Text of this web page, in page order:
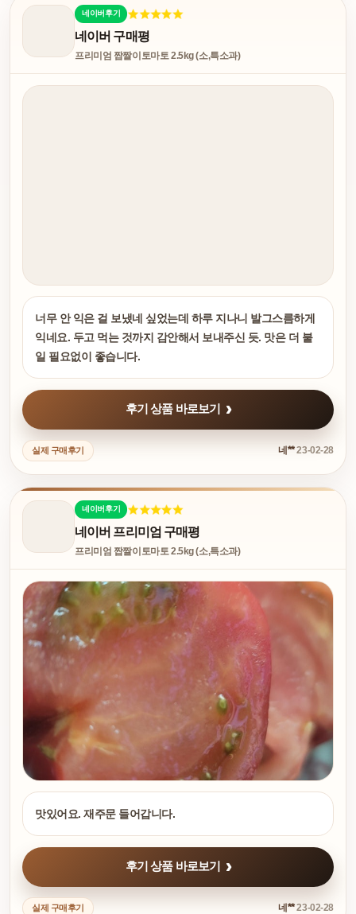
네이버후기
네이버 구매평
프리미엄 짭짤이토마토 2.5kg (소,특소과)
너무 안 익은 걸 보냈네 싶었는데 하루 지나니 발그스름하게
익네요. 두고 먹는 것까지 감안해서 보내주신 듯. 맛은 더 붙
일 필요없이 좋습니다.
후기 상품 바로보기
실제 구매후기 네**23-02-28
네이버후기
네이버 프리미엄 구매평
프리미엄 짭짤이토마토 2.5kg (소,특소과)
맛있어요. 재주문 들어갑니다.
후기 상품 바로보기
실제 구매후기 네**23-02-28